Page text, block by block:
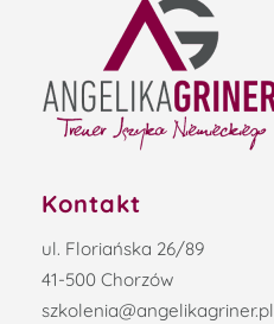
Kontakt
ul. Floriańska 26/89
41-500 Chorzów
szkolenia@angelikagriner.pl